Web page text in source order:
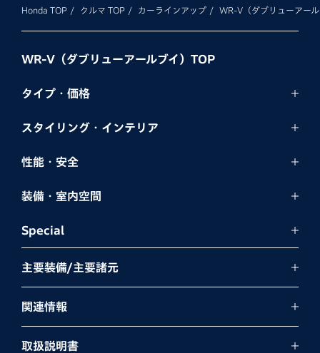
Honda TOP クルマ TOP カーラインアップ WR-V（ダブリューアー
WR-V（ダブリューアールブイ）TOP
タイプ・価格
スタイリング・ インテリア
性能・安全
装備・室内空間
Special
主要装備/主要諸元
関連情報
取扱説明書